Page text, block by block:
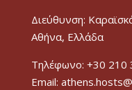
Διεύθυνση:
Αθήνα, Ελλάδα
Τηλέφωνο: +30 210
Email: